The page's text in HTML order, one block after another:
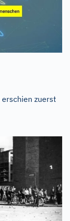
erschien zuerst